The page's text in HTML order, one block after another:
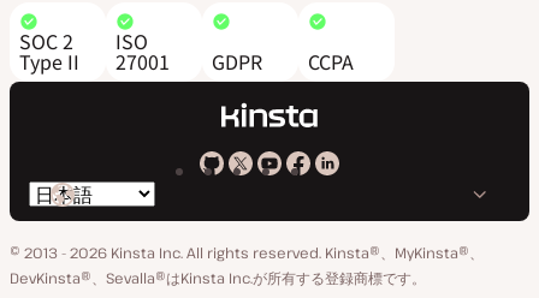
SOC 2
Type II
ISO
27001 GDPR CCPA
Kinsta
GitHub
Kinsta
X
ア
Kinsta
YouTube
Kinsta
Facebook
Kinsta
LinkedIn
ペ
言
語
の
© 2013 - 2026 Kinsta Inc. All rights reserved. Kinsta®、MyKinsta®、
DevKinsta®、Sevalla®はKinsta Inc.が所有する登録商標です。